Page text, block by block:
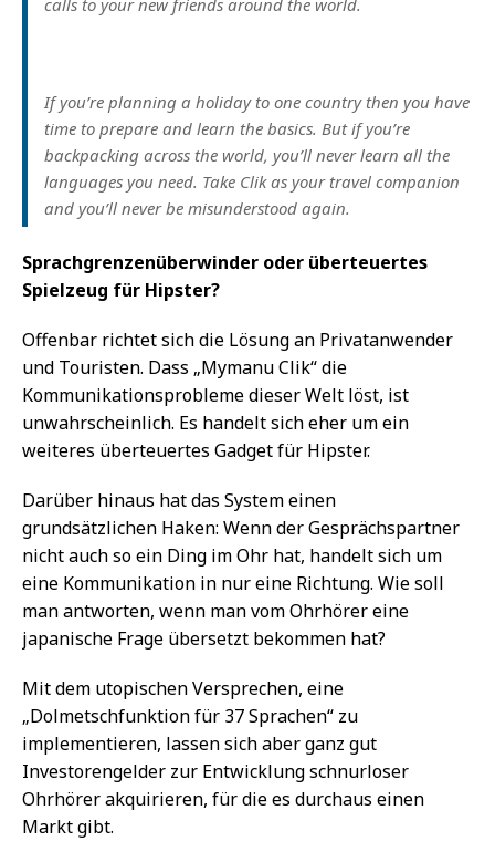
If you’re planning a holiday to one country then you have
time to prepare and learn the basics. But if you’re
backpacking across the world, you’ll never learn all the
languages you need. Take Clik as your travel companion
and you’ll never be misunderstood again.
Sprachgrenzenüberwinder oder überteuertes
Spielzeug für Hipster?
Offenbar richtet sich die Lösung an Privatanwender
und Touristen. Dass „Mymanu Clik“ die
Kommunikationsprobleme dieser Welt löst, ist
unwahrscheinlich. Es handelt sich eher um ein
weiteres überteuertes Gadget für Hipster.
Darüber hinaus hat das System einen
grundsätzlichen Haken: Wenn der Gesprächspartner
nicht auch so ein Ding im Ohr hat, handelt sich um
eine Kommunikation in nur eine Richtung. Wie soll
man antworten, wenn man vom Ohrhörer eine
japanische Frage übersetzt bekommen hat?
Mit dem utopischen Versprechen, eine
„Dolmetschfunktion für 37 Sprachen“ zu
implementieren, lassen sich aber ganz gut
Investorengelder zur Entwicklung schnurloser
Ohrhörer akquirieren, für die es durchaus einen
Markt gibt.